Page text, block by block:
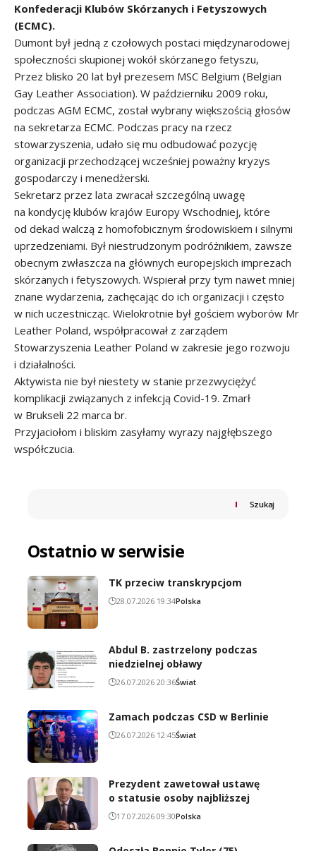
Konfederacji Klubów Skórzanych i Fetyszowych
(ECMC).
Dumont był jedną z czołowych postaci międzynarodowej
społeczności skupionej wokół skórzanego fetyszu,
Przez blisko 20 lat był prezesem MSC Belgium (Belgian
Gay Leather Association). W październiku 2009 roku,
podczas AGM ECMC, został wybrany większością głosów
na sekretarza ECMC. Podczas pracy na rzecz
stowarzyszenia, udało się mu odbudować pozycję
organizacji przechodzącej wcześniej poważny kryzys
gospodarczy i menedżerski.
Sekretarz przez lata zwracał szczególną uwagę
na kondycję klubów krajów Europy Wschodniej, które
od dekad walczą z homofobicznym środowiskiem i silnymi
uprzedzeniami. Był niestrudzonym podróżnikiem, zawsze
obecnym zwłaszcza na głównych europejskich imprezach
skórzanych i fetyszowych. Wspierał przy tym nawet mniej
znane wydarzenia, zachęcając do ich organizacji i często
w nich uczestnicząc. Wielokrotnie był gościem wyborów Mr
Leather Poland, współpracował z zarządem
Stowarzyszenia Leather Poland w zakresie jego rozwoju
i działalności.
Aktywista nie był niestety w stanie przezwyciężyć
komplikacji związanych z infekcją Covid-19. Zmarł
w Brukseli 22 marca br.
Przyjaciołom i bliskim zasyłamy wyrazy najgłębszego
współczucia.
Szukaj
Ostatnio w serwisie
TK przeciw transkrypcjom
28.07.2026 19:34Polska
Abdul B. zastrzelony podczas
niedzielnej obławy
26.07.2026 20:36Świat
Zamach podczas CSD w Berlinie
26.07.2026 12:45Świat
Prezydent zawetował ustawę
o statusie osoby najbliższej
17.07.2026 09:30Polska